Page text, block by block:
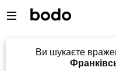
Ви шукаєте